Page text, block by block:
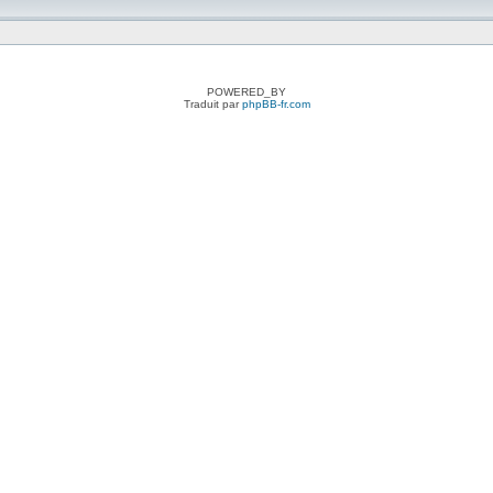
POWERED_BY
Traduit parphpBB-fr.com